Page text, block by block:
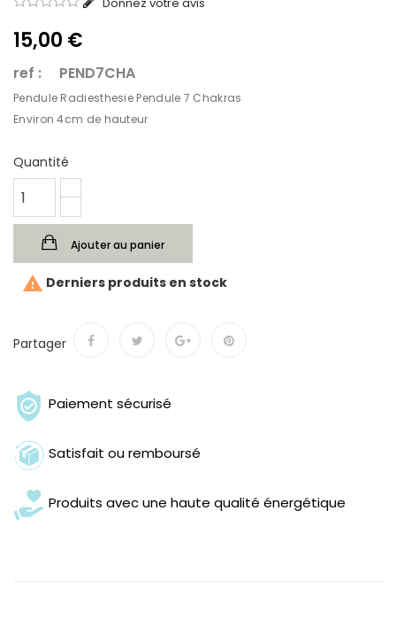
15,00 €
ref : PEND7CHA
Pendule Radiesthesie Pendule 7 Chakras
Environ 4cm de hauteur
Quantité
Ajouter au panier
 Derniers produits en stock
Partager
Paiement sécurisé
Satisfait ou remboursé
Produits avec une haute qualité énergétique